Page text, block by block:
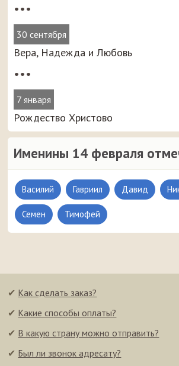
•••
30 сентября
Вера, Надежда и Любовь
•••
7 января
Рождество Христово
Именины 14 февраля
Василий Гавриил Давид
Семен Тимофей
✔ Как сделать заказ?
✔ Какие способы оплаты?
✔ В какую страну можно отправить?
✔ Был ли звонок адресату?